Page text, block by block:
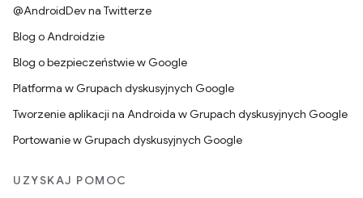
@AndroidDev na Twitterze
Blog o Androidzie
Blog o bezpieczeństwie w Google
Platforma w Grupach dyskusyjnych Google
Tworzenie aplikacji na Androida w Grupach dyskusyjnych Google
Portowanie w Grupach dyskusyjnych Google
UZYSKAJ POMOC